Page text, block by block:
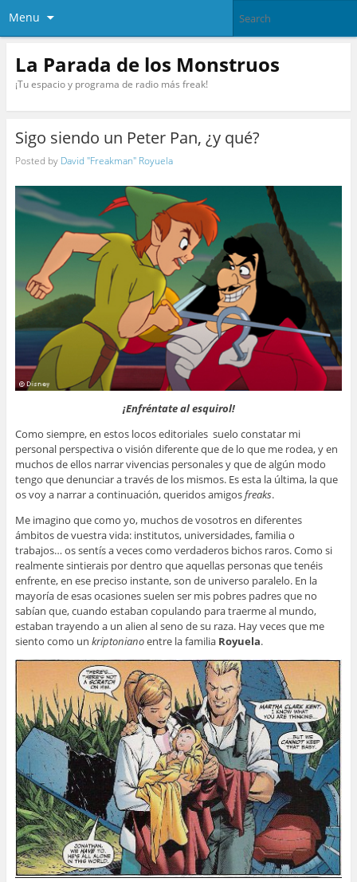
Menu
La Parada de los Monstruos
¡Tu espacio y programa de radio más freak!
Sigo siendo un Peter Pan, ¿y qué?
Posted by David "Freakman" Royuela
¡Enfréntate al esquirol!
Como siempre, en estos locos editoriales suelo constatar mi
personal perspectiva o visión diferente que de lo que me rodea, y en
muchos de ellos narrar vivencias personales y que de algún modo
tengo que denunciar a través de los mismos. Es esta la última, la que
os voy a narrar a continuación, queridos amigosfreaks.
Me imagino que como yo, muchos de vosotros en diferentes
ámbitos de vuestra vida: institutos, universidades, familia o
trabajos… os sentís a veces como verdaderos bichos raros. Como si
realmente sintierais por dentro que aquellas personas que tenéis
enfrente, en ese preciso instante, son de universo paralelo. En la
mayoría de esas ocasiones suelen ser mis pobres padres que no
sabían que, cuando estaban copulando para traerme al mundo,
estaban trayendo a un alien al seno de su raza. Hay veces que me
siento como un kriptonianoentre la familia Royuela.